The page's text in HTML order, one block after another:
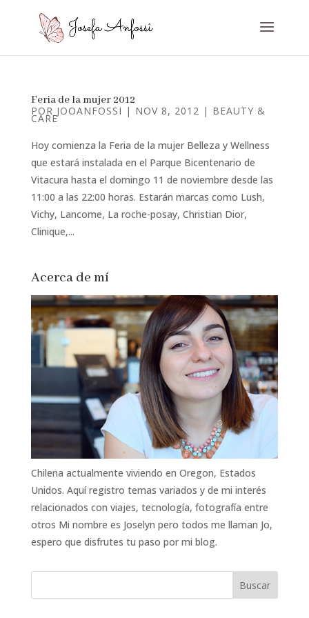
Feria de la mujer 2012
POR JOOANFOSSI | NOV 8, 2012 | BEAUTY &
CARE
Hoy comienza la Feria de la mujer Belleza y Wellness
que estará instalada en el Parque Bicentenario de
Vitacura hasta el domingo 11 de noviembre desde las
11:00 a las 22:00 horas. Estarán marcas como Lush,
Vichy, Lancome, La roche-posay, Christian Dior,
Clinique,...
Acerca de mí
Chilena actualmente viviendo en Oregon, Estados
Unidos. Aquí registro temas variados y de mi interés
relacionados con viajes, tecnología, fotografía entre
otros Mi nombre es Joselyn pero todos me llaman Jo,
espero que disfrutes tu paso por mi blog.